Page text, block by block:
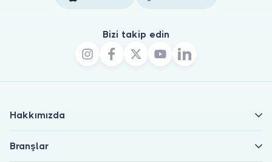
Bizi takip edin
Hakkımızda
Branşlar